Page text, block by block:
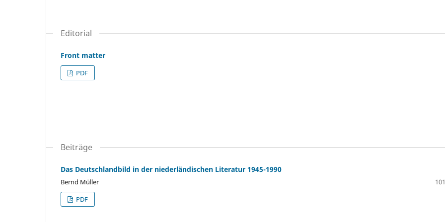
Editorial
Front matter
PDF
Beiträge
Das Deutschlandbild in der niederländischen Literatur 1945-1990
Bernd Müller
PDF